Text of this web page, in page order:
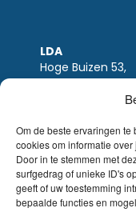
Om de beste ervaringen
cookies om informatie
Door in te stemmen met
surfgedrag of unieke ID's
geeft of uw toestemming
bepaalde functies en
LDA
Hoge Buizen 53,
1980 EPPEGEM
Tel +32 (0)2-
LDA@LDA.be
BTW:
IBAN: KBC /
BIC: KBC /